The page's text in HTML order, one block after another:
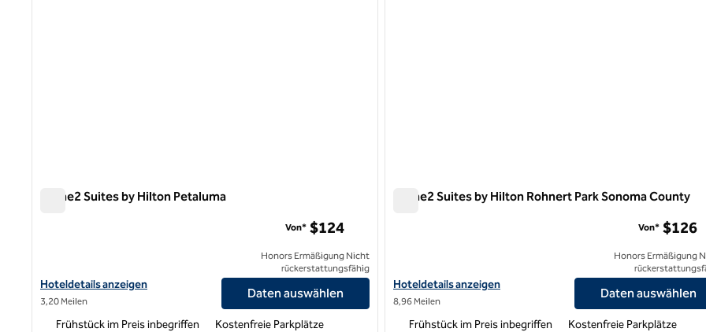
Home2 Suites by Hilton Petaluma
Hoteldetails für Home2 Suites by Hilton Petaluma anzeigen
Hoteldetails anzeigen
3,20 Meilen
Von* $124
Honors Ermäßigung Nicht
rückerstattungsfähig
Daten auswählen
Frühstück im Preis inbegriffen
Kostenfreie Parkplätze
Home2 Suites by Hilton Rohnert Park Sonoma County
Hoteldetails für Home2 Suites by Hilton Rohnert Park Sonoma
Hoteldetails anzeigen
8,96 Meilen
Von* $126
Honors Ermäßigung
Daten auswählen
Frühstück im Preis inbegriffen
Kostenfreie Parkplätze